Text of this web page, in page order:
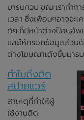
มารบกวน ขณะเราทำก
เวลา ซึ่งเพื่อนๆอาจจะ
ดีๆ ก็มีหน้าต่างป๊อบอัพ
และให้กรอกข้อมูลส่วน
ต่างโฆษณาเด้งขึ้นมารบ
ทำไมถึงติด
สปายแวร์
สาเหตุที่ทำให้ผู้
ใช้งานติด